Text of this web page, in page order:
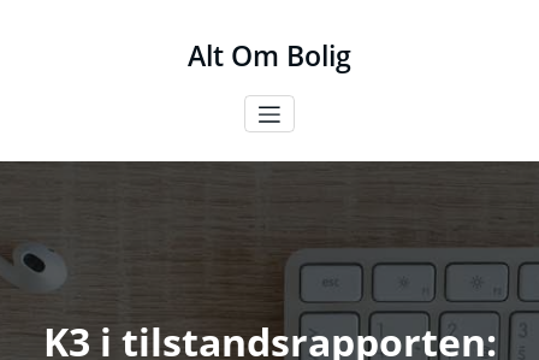
Alt Om Bolig
K3 i tilstandsrapporten: